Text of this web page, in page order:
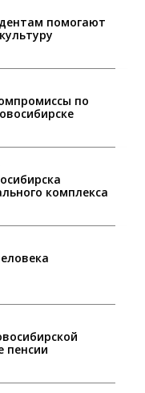
помогают
по
комплекса
пенсии